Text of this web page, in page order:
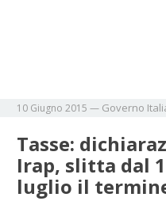
10 Giugno 2015 — Governo
Tasse:
Irap, slitta dal
luglio il